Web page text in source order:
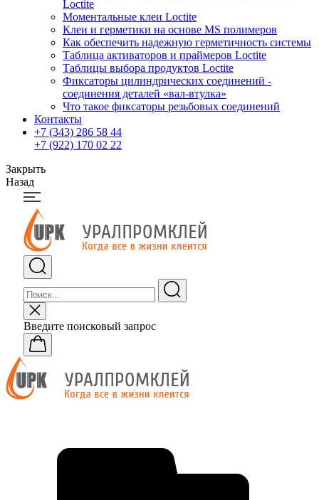
Loctite
Моментальные клеи Loctite
Клеи и герметики на основе MS полимеров
Как обеспечить надежную герметичность системы
Таблица активаторов и праймеров Loctite
Таблицы выбора продуктов Loctite
Фиксаторы цилиндрических соединений -
соединения деталей «вал-втулка»
Что такое фиксаторы резьбовых соединений
Контакты
+7 (343) 286 58 44
+7 (922) 170 02 22
Закрыть
Назад
Введите поисковый запрос